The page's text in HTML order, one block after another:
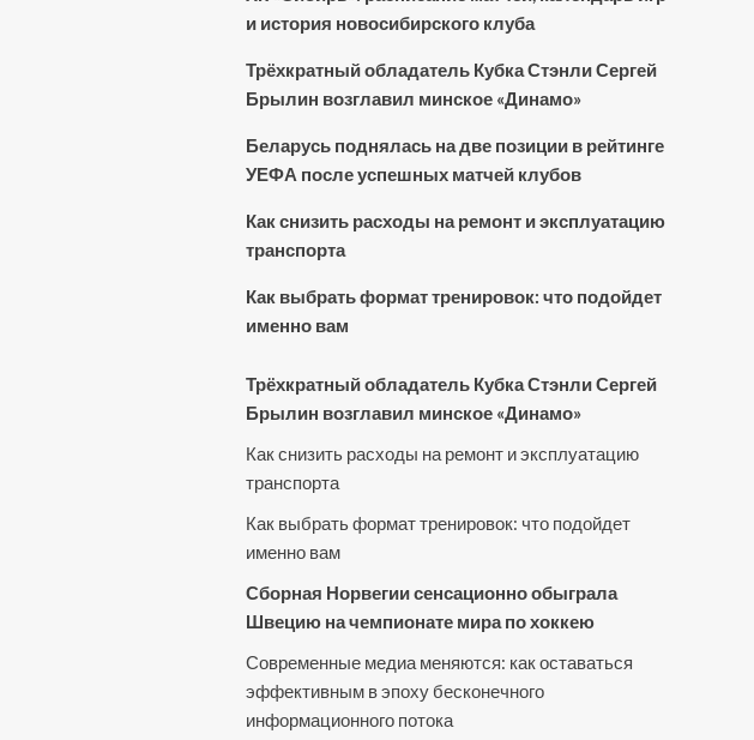
и история новосибирского клуба
Трёхкратный обладатель Кубка Стэнли Сергей
Брылин возглавил минское «Динамо»
Беларусь поднялась на две позиции в рейтинге
УЕФА после успешных матчей клубов
Как снизить расходы на ремонт и эксплуатацию
транспорта
Как выбрать формат тренировок: что подойдет
именно вам
Трёхкратный обладатель Кубка Стэнли Сергей
Брылин возглавил минское «Динамо»
Как снизить расходы на ремонт и эксплуатацию
транспорта
Как выбрать формат тренировок: что подойдет
именно вам
Сборная Норвегии сенсационно обыграла
Швецию на чемпионате мира по хоккею
Современные медиа меняются: как оставаться
эффективным в эпоху бесконечного
информационного потока